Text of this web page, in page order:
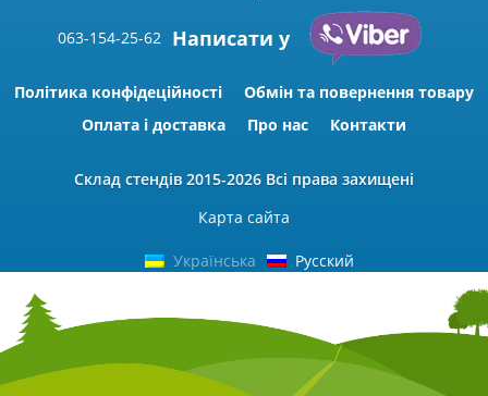
063-154-25-62 Написати у
Політика конфідеційності
Обмін та повернення товару
Оплата і доставка
Про нас Контакти
Склад стендів 2015-2026 Всі права захищені
Карта сайта
Українська Русский